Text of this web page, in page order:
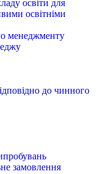
освіти для
освітніми
менеджменту
до чинного
замовлення